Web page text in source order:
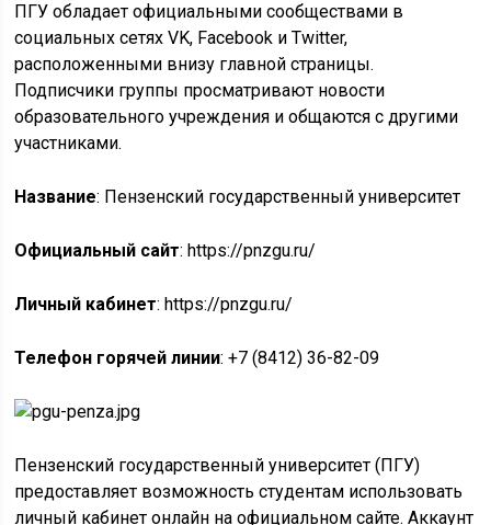
ПГУ обладает официальными сообществами в
социальных сетях VK, Facebook и Twitter,
расположенными внизу главной страницы.
Подписчики группы просматривают новости
образовательного учреждения и общаются с другими
участниками.
Название: Пензенский государственный университет
Официальный сайт: https://pnzgu.ru/
Личный кабинет: https://pnzgu.ru/
Телефон горячей линии: +7 (8412) 36-82-09
Пензенский государственный университет (ПГУ)
предоставляет возможность студентам использовать
личный кабинет онлайн на официальном сайте. Аккаунт